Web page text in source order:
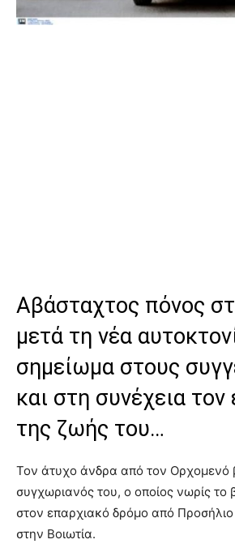
Αβάσταχτος πόνος
μετά τη νέα
σημείωμα στους
και στη συνέχεια τον
της ζωής του…
Τον άτυχο άνδρα από τον Ορχομενό
συγχωριανός του, ο οποίος νωρίς το
στον επαρχιακό δρόμο από
στην Βοιωτία.